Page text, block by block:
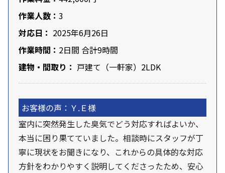
作業人数： 3
対応日： 2025年6月26日
作業時間： 2日間 合計9時間
建物・間取り： 戸建て（一軒家）2LDK
お客様の声：Ｙ.Ｅ様
室内に突然発生した臭気でどう対応すればよいか、
本当に困り果てていました。相談時にスタッフが丁
寧に現状をお聞きになり、これからの具体的な対応
方針をわかりやすく説明してくださったため、安心